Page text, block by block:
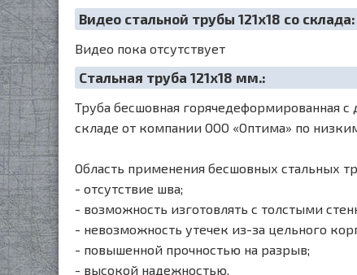
Видео стальной трубы 121х18 со склада:
Видео пока отсутствует
Cтальная труба 121х18 мм.:
Труба бесшовная горячедеформированная
складе от компании ООО «Оптима» по
Область применения бесшовных стальных
- отсутствие шва;
- возможность изготовлять с толстыми
- невозможность утечек из-за цельного
- повышенной прочностью на разрыв;
- высокой надежностью.